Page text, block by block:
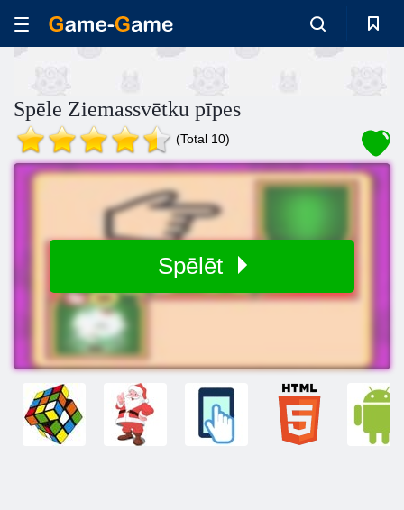
Spēle Ziemassvētku pīpes
(Total 10)
Spēlēt